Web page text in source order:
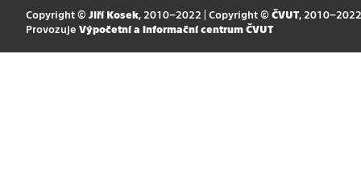
Copyright © Jiří Kosek, 2010–2022 | Copyright © ČVUT, 2010–2022
Provozuje Výpočetní a informační centrum ČVUT